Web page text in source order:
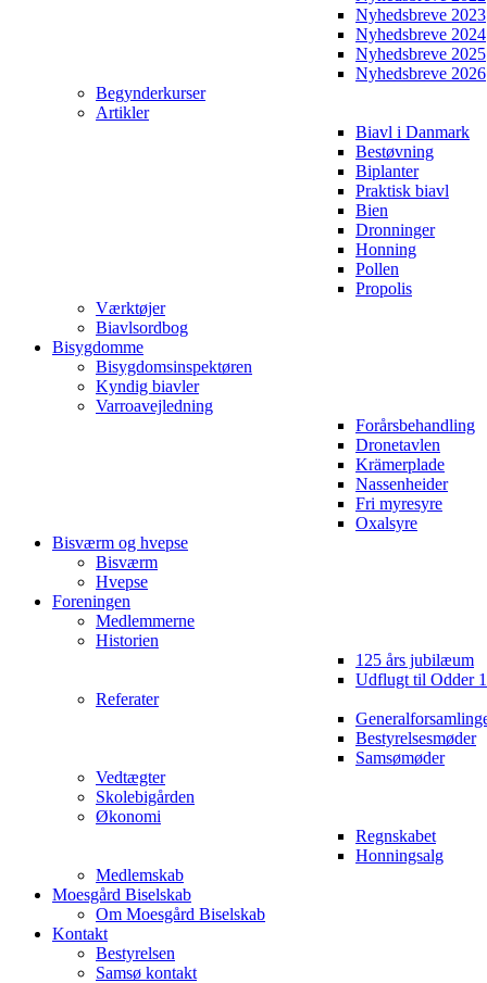
Nyhedsbreve 2023
Nyhedsbreve 2024
Nyhedsbreve 2025
Nyhedsbreve 2026
Begynderkurser
Artikler
Biavl i Danmark
Bestøvning
Biplanter
Praktisk biavl
Bien
Dronninger
Honning
Pollen
Propolis
Værktøjer
Biavlsordbog
Bisygdomme
Bisygdomsinspektøren
Kyndig biavler
Varroavejledning
Forårsbehandling
Dronetavlen
Krämerplade
Nassenheider
Fri myresyre
Oxalsyre
Bisværm og hvepse
Bisværm
Hvepse
Foreningen
Medlemmerne
Historien
125 års jubilæum
Udflugt til Odder
Referater
Bestyrelsesmøder
Samsømøder
Vedtægter
Skolebigården
Økonomi
Regnskabet
Honningsalg
Medlemskab
Moesgård Biselskab
Om Moesgård Biselskab
Kontakt
Bestyrelsen
Samsø kontakt